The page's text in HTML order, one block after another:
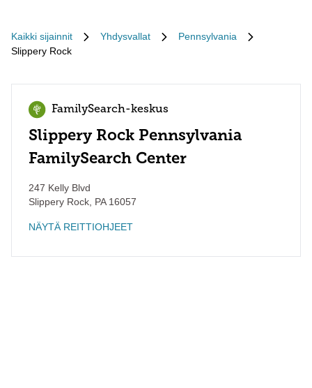
Kaikki sijainnit Yhdysvallat
Pennsylvania
Slippery Rock
FamilySearch-keskus
Slippery Rock Pennsylvania
FamilySearch Center
247 Kelly Blvd
Slippery Rock PA16057
NÄYTÄ REITTIOHJEET